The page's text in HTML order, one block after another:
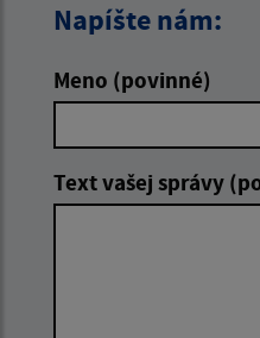
Napíšte nám:
Meno (povinné)
Text vašej správy